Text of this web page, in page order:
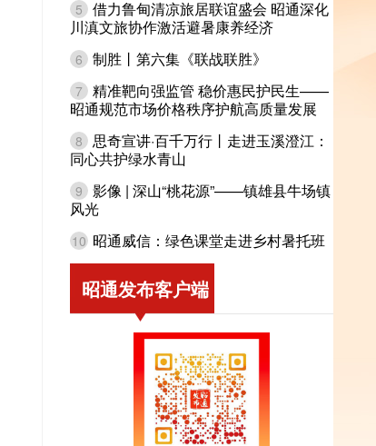
5 借力鲁甸清凉旅居联谊盛会 昭通深化
川滇文旅协作激活避暑康养经济
6 制胜丨第六集《联战联胜》
7 精准靶向强监管 稳价惠民护民生——
昭通规范市场价格秩序护航高质量发展
8 思奇宣讲·百千万行丨走进玉溪澄江：
同心共护绿水青山
9 影像 | 深山“桃花源”——镇雄县牛场镇
风光
10 昭通威信：绿色课堂走进乡村暑托班
昭通发布客户端